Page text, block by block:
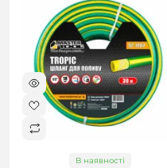
В наявності